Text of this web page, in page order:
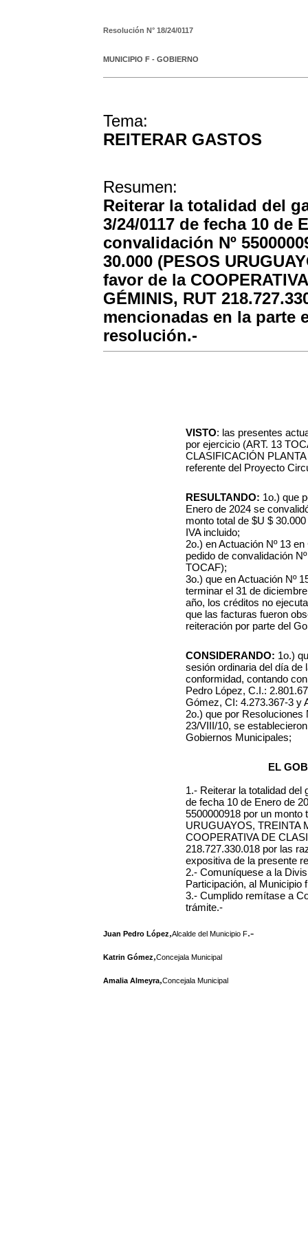
Resolución N° 18/24/0117
MUNICIPIO F - GOBIERNO
Tema:
REITERAR GASTOS
Resumen:
Reiterar la totalidad del
3/24/0117 de fecha 10 de
convalidación Nº
30.000 (PESOS
favor de la
GÉMINIS, RUT
mencionadas en la parte
resolución.-
VISTO: las presentes
por ejercicio (ART. 13
CLASIFICACIÓN
referente del Proyecto
RESULTANDO: 1o.) que
Enero de 2024 se
monto total de $U $ 30.000
IVA incluido;
2o.) en Actuación Nº 13
pedido de convalidación
TOCAF);
3o.) que en Actuación Nº
terminar el 31 de
año, los créditos no
que las facturas fueron
reiteración por parte del
CONSIDERANDO: 1o.)
sesión ordinaria del día de
conformidad, contando
Pedro López, C.I.:
Gómez, CI: 4.273.367-3 y
2o.) que por Resoluciones
23/VIII/10, se
Gobiernos Municipales;
EL
1.- Reiterar la totalidad del
de fecha 10 de Enero de
5500000918 por un monto
URUGUAYOS, TREINTA
COOPERATIVA DE
218.727.330.018 por las
expositiva de la presente
2.- Comuníquese a la
Participación, al Municipio
3.- Cumplido remítase a
trámite.-
Juan Pedro López,Alcalde del Municipio F.-
Katrin Gómez,Concejala Municipal
Amalia Almeyra,Concejala Municipal